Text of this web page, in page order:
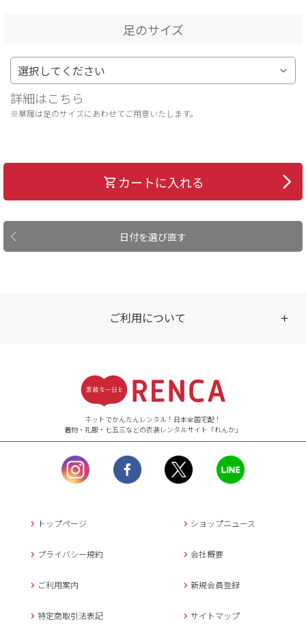
足のサイズ
詳細はこちら
※草履は足のサイズにあわせてご用意いたします。
日付を選び直す
カートに入れる
ご利用について
【ご注文（インターネット）】
24時間年中無休
【お問い合わせ窓口（メー
ル）】10:00~17:00
土曜日、日曜日、臨
時休業日を除く。
営業時間外にいただ
返信させていただきま
年末年始、大型連休
メールでのお問い合わせ
ネットでかんたんレンタル！日本全国宅配！
着物・礼服・七五三などの衣装レンタルサイト「れんか」
トップページ ショップニュース
プライバシー規約 会社概要
ご利用案内 新規会員登録
特定商取引法表記 サイトマップ